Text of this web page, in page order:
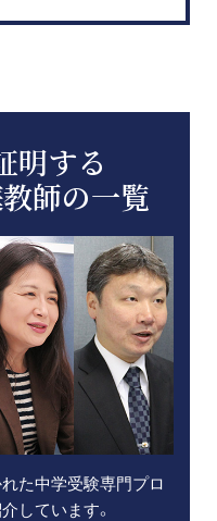
明する
師の一覧
た中学受験専門プロ
しています。